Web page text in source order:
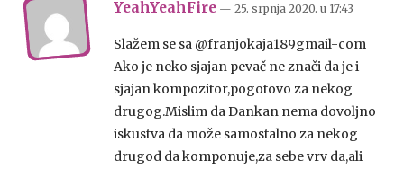
YeahYeahFire — 25. srpnja 2020. u 17:43
Slažem se sa @franjokaja189gmail-com
Ako je neko sjajan pevač ne znači da je i
sjajan kompozitor,pogotovo za nekog
drugog.Mislim da Dankan nema dovoljno
iskustva da može samostalno za nekog
drugod da komponuje,za sebe vrv da,ali